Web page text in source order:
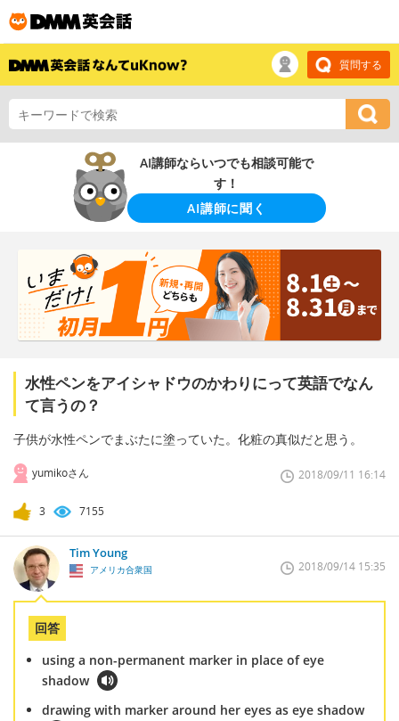
質問する
AI講師ならいつでも相談可能で
す！
AI講師に聞く
水性ペンをアイシャドウのかわりにって英語でなん
て言うの？
子供が水性ペンでまぶたに塗っていた。化粧の真似だと思う。
yumikoさん 2018/09/11 16:14
3 7155
Tim Young
アメリカ合衆国 2018/09/14 15:35
回答
using a non-permanent marker in place of eye
shadow
drawing with marker around her eyes as eye shadow